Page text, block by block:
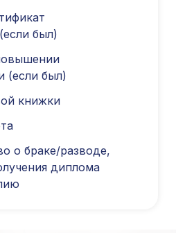
был)
(если был)
книжки
о браке/разводе,
диплома